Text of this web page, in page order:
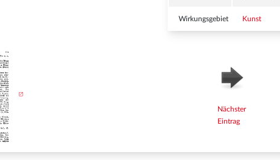
Wirkungsgebiet Kunst
Nächster
Eintrag